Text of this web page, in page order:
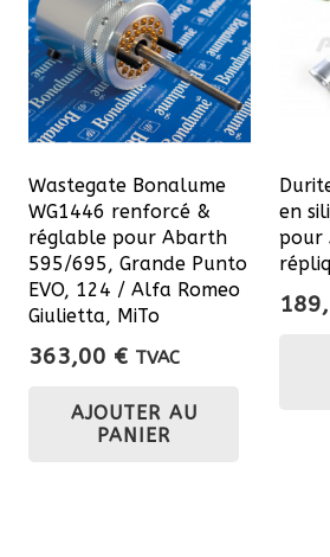
Wastegate Bonalume
WG1446 renforcé &
réglable pour Abarth
595/695, Grande Punto
EVO, 124 / Alfa Romeo
Giulietta, MiTo
363,00 € TVAC
AJOUTER AU
PANIER
en
pour